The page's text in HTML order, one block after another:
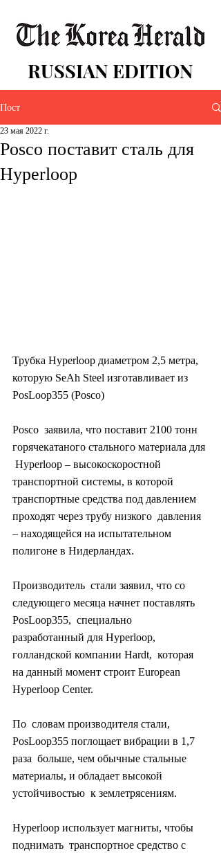
RUSSIAN EDITION
Пост
Posco поставит сталь для
Hyperloop
23 мая 2022 г.
Трубка Hyperloop диаметром 2,5 метра,
которую SeAh Steel изготавливает из
PosLoop355 (Posco)
Posco  заявила, что поставит 2100 тонн
горячекатаного стального материала для
Hyperloop – высокоскоростной
транспортной системы, в которой
транспортные средства под давлением
проходят через трубу низкого  давления
– находящейся на испытательном
полигоне в Нидерландах.
Производитель  стали заявил, что со
следующего месяца начнет поставлять
PosLoop355,  специально
разработанный для Hyperloop,
голландской компании Hardt,  которая
на данный момент строит European
Hyperloop Center.
По  словам производителя стали,
PosLoop355 поглощает вибрации в 1,7
раза  больше, чем обычные стальные
материалы, и обладает высокой
устойчивостью  к землетрясениям.
Hyperloop использует магниты, чтобы
поднимать  транспортное средство с